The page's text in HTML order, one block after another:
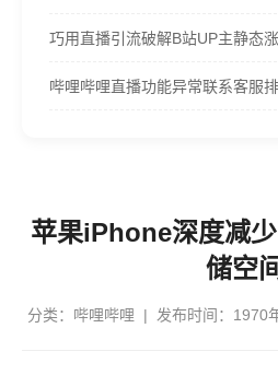
巧用直播引流破解B站UP主静态
哔哩哔哩直播功能异常联系客服
苹果iPhone深度减
储空
分类： 哔哩哔哩 | 发布时间：1970